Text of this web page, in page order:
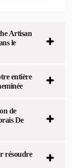
Artisan
le
entière
de
De
résoudre